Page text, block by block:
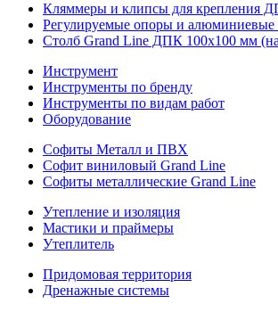
Кляммеры и клипсы для крепления
Регулируемые опоры и алюминиевые
Столб Grand Line ДПК 100х100 мм
Инструмент
Инструменты по бренду
Инструменты по видам работ
Оборудование
Софиты Металл и ПВХ
Софит виниловый Grand Line
Софиты металлические Grand Line
Утепление и изоляция
Мастики и праймеры
Утеплитель
Придомовая территория
Дренажные системы